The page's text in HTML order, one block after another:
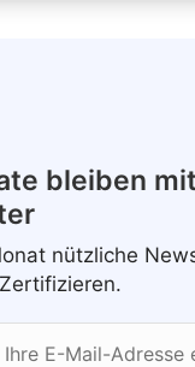
bleiben
nützliche
Ihre E-Mail-Adresse